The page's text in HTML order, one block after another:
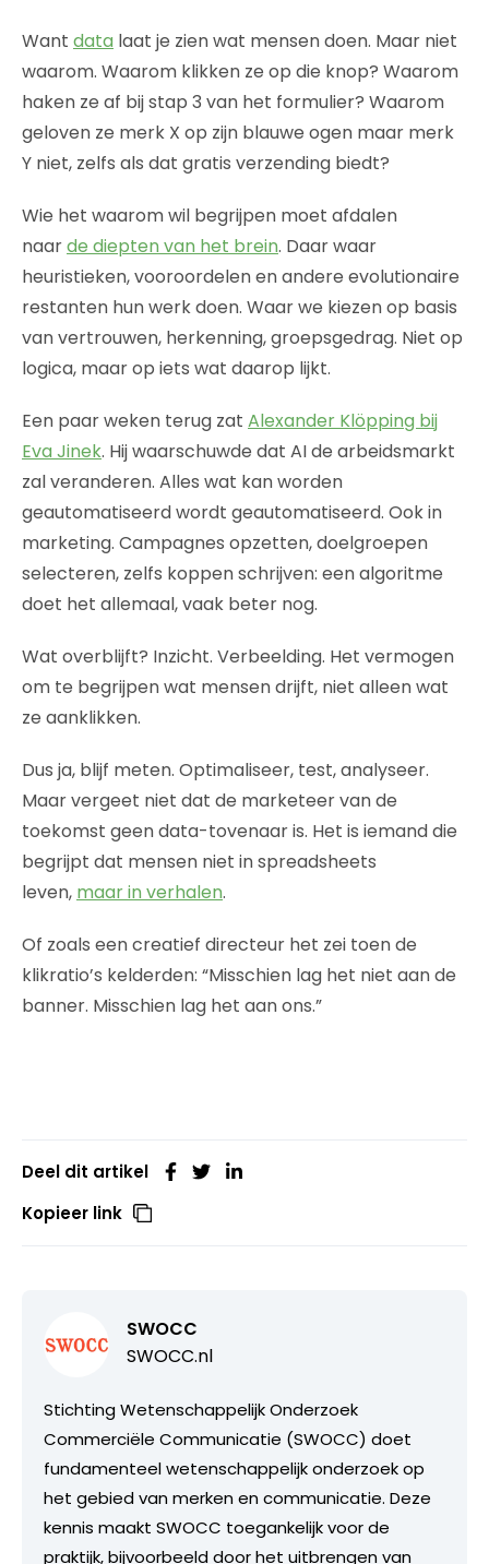
Want data laat je zien wat mensen doen. Maar niet
waarom. Waarom klikken ze op die knop? Waarom
haken ze af bij stap 3 van het formulier? Waarom
geloven ze merk X op zijn blauwe ogen maar merk
Y niet, zelfs als dat gratis verzending biedt?
Wie het waarom wil begrijpen moet afdalen
naarde diepten van het brein. Daar waar
heuristieken, vooroordelen en andere evolutionaire
restanten hun werk doen. Waar we kiezen op basis
van vertrouwen, herkenning, groepsgedrag. Niet op
logica, maar op iets wat daarop lijkt.
Een paar weken terug zat Alexander Klöpping bij
Eva Jinek. Hij waarschuwde dat AI de arbeidsmarkt
zal veranderen. Alles wat kan worden
geautomatiseerd wordt geautomatiseerd. Ook in
marketing. Campagnes opzetten, doelgroepen
selecteren, zelfs koppen schrijven: een algoritme
doet het allemaal, vaak beter nog.
Wat overblijft? Inzicht. Verbeelding. Het vermogen
om te begrijpen wat mensen drijft, niet alleen wat
ze aanklikken.
Dus ja, blijf meten. Optimaliseer, test, analyseer.
Maar vergeet niet dat de marketeer van de
toekomst geen data-tovenaar is. Het is iemand die
begrijpt dat mensen niet in spreadsheets
leven, maar in verhalen.
Of zoals een creatief directeur het zei toen de
klikratio’s kelderden: “Misschien lag het niet aan de
banner. Misschien lag het aan ons.”
Deel dit artikel
Kopieer link
SWOCC
SWOCC.nl
Stichting Wetenschappelijk Onderzoek
Commerciële Communicatie (SWOCC) doet
fundamenteel wetenschappelijk onderzoek op
het gebied van merken en communicatie. Deze
kennis maakt SWOCC toegankelijk voor de
praktijk, bijvoorbeeld door het uitbrengen van